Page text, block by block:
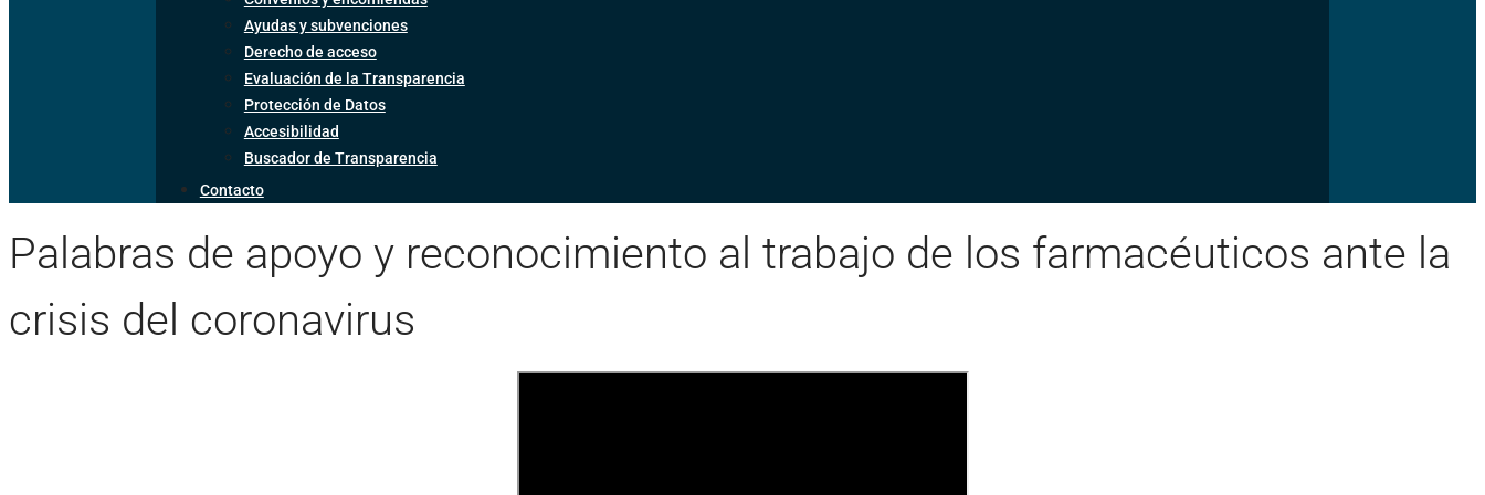
Ayudas y subvenciones
Derecho de acceso
Evaluación de la Transparencia
Protección de Datos
Accesibilidad
Buscador de Transparencia
Contacto
Palabras de apoyo y reconocimiento al trabajo de los farmacéuticos ante la
crisis del coronavirus